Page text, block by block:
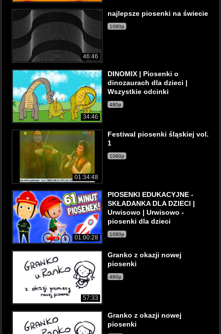
46:46
najlepsze piosenki na świecie
1080p
34:46
DINOMIX | Piosenki o
dinozaurach dla dzieci |
Wszystkie odcinki
480p
01:34:48
Festiwal piosenki śląskiej vol.
1
1080p
01:00:28
PIOSENKI EDUKACYJNE -
SKŁADANKA DLA DZIECI |
Urwisowo | Urwisowo -
piosenki dla dzieci
1080p
57:33
Granko z okazji nowej
piosenki
480p
Granko z okazji nowej
piosenki